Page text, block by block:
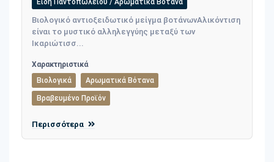
Είδη Παντοπωλείου / Αρωματικά Βότανα
Βιολογικό αντιοξειδωτικό μείγμα βοτάνωνΑλικόντιση
είναι το μυστικό αλληλεγγύης μεταξύ των
Ικαριώτισσ...
Χαρακτηριστικά
Βιολογικά
Αρωματικά Βότανα
Βραβευμένο Προϊόν
Περισσότερα